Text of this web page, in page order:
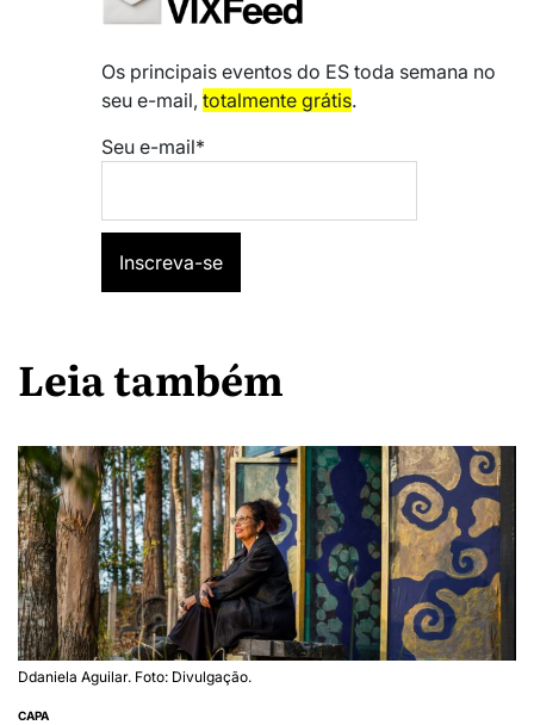
Os principais eventos do ES toda semana no
seu e-mail, totalmente grátis.
Seu e-mail*
Leia também
Ddaniela Aguilar. Foto: Divulgação.
CAPA